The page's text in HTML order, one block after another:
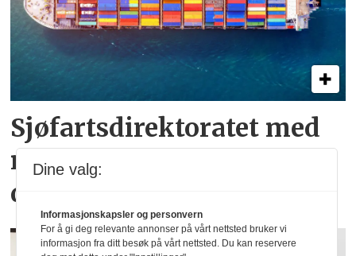
Sjøfartsdirektoratet med
nullvisjon for
dødsulykker
Dine valg:
Informasjonskapsler og personvern
For å gi deg relevante annonser på vårt nettsted bruker vi
informasjon fra ditt besøk på vårt nettsted. Du kan reservere